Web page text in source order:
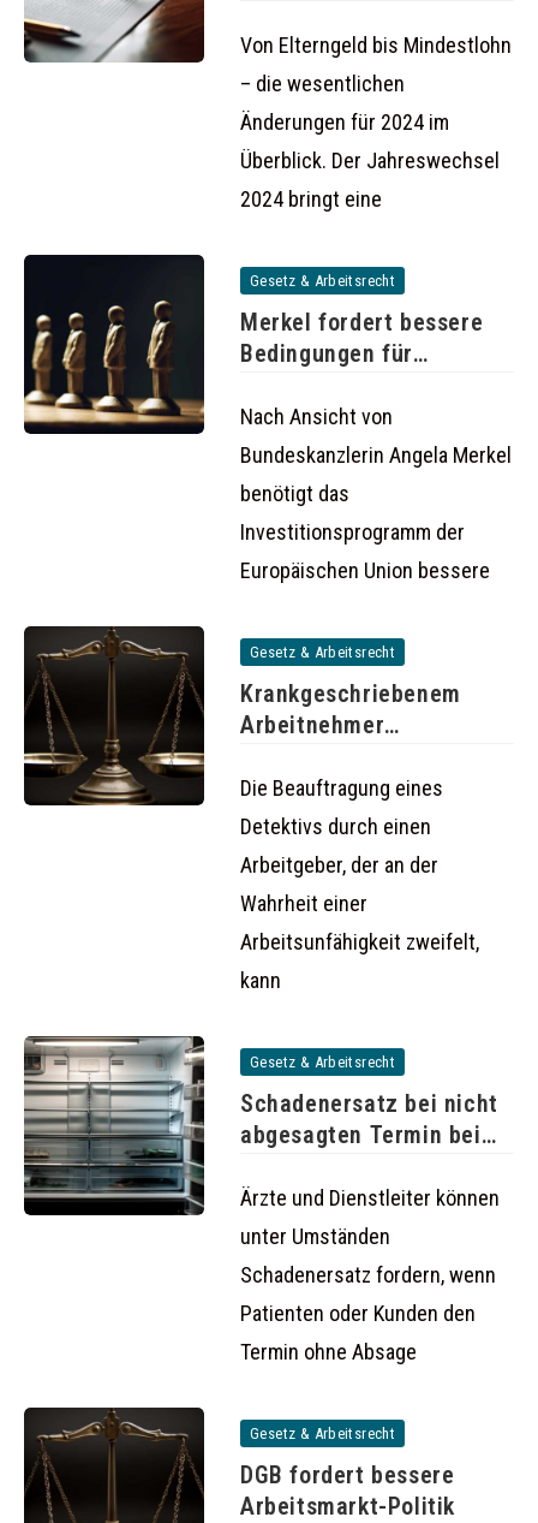
Von Elterngeld bis Mindestlohn
– die wesentlichen
Änderungen für 2024 im
Überblick. Der Jahreswechsel
2024 bringt eine
Gesetz & Arbeitsrecht
Merkel fordert bessere
Bedingungen für
Nach Ansicht von
Bundeskanzlerin Angela Merkel
benötigt das
Investitionsprogramm der
Europäischen Union bessere
Gesetz & Arbeitsrecht
Krankgeschriebenem
Arbeitnehmer
rechtswidrig sein
Die Beauftragung eines
Detektivs durch einen
Arbeitgeber, der an der
Wahrheit einer
Arbeitsunfähigkeit zweifelt,
kann
Gesetz & Arbeitsrecht
Schadenersatz bei nicht
abgesagten Termin beim
Ärzte und Dienstleiter können
unter Umständen
Schadenersatz fordern, wenn
Patienten oder Kunden den
Termin ohne Absage
Gesetz & Arbeitsrecht
DGB fordert bessere
Arbeitsmarkt-Politik